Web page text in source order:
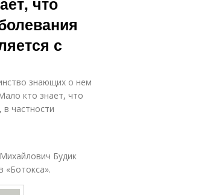
с
знающих о нем
кто знает, что
в частности
Будик
«Ботокса».